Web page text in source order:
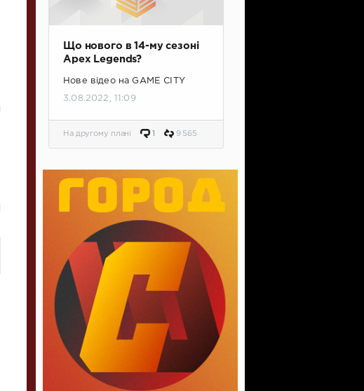
Що нового в 14-му сезоні
Apex Legends?
Нове відео на GAME CITY
3.08.2022, 11:09
На другому плані 1 9 565